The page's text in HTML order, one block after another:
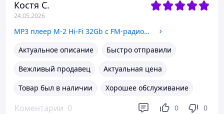
Костя С.
24.05.2026
MP3 плеер M-2 Hi-Fi 32Gb с FM-радио и диктофоном оснащен Bluetooth 5.0 Black
Актуальное описание
Быстро отправили
Вежливый продавец
Актуальная цена
Товар был в наличии
Хорошее обслуживание
Коментарии 0 0 0